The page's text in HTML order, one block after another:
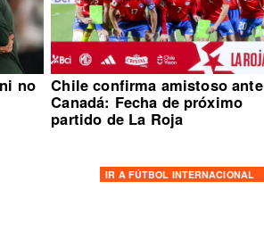
no Chile confirma amistoso ante
Canadá: Fecha de próximo
partido de La Roja
IR A FÚTBOL INTERNACIONAL